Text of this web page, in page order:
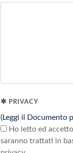
PRIVACY
(Leggi il Documento
Ho letto ed
saranno trattati in